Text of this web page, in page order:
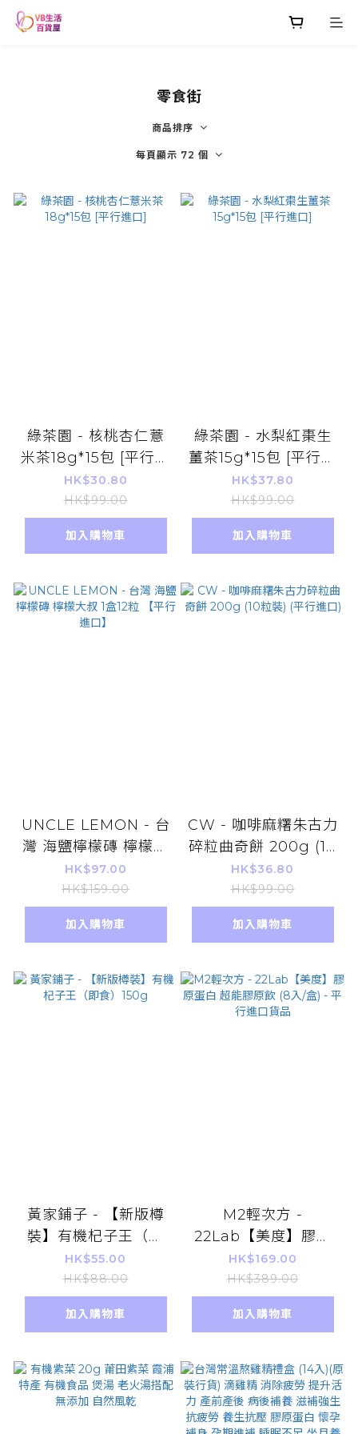
零食街
商品排序
每頁顯示 72 個
綠茶園 - 核桃杏仁薏
米茶18g*15包 [平行進
口]
HK$30.80
HK$99.00
加入購物車
綠茶園 - 水梨紅棗生
薑茶15g*15包 [平行進
口]
HK$37.80
HK$99.00
加入購物車
UNCLE LEMON - 台
灣 海鹽檸檬磚 檸檬大
叔 1盒12粒 【平行進
口】
HK$97.00
HK$159.00
加入購物車
CW - 咖啡麻糬朱古力
碎粒曲奇餅 200g (10
粒裝) (平行進口)
HK$36.80
HK$99.00
加入購物車
黃家鋪子 - 【新版樽
裝】有機杞子王（即
食）150g
HK$55.00
HK$88.00
加入購物車
M2輕次方 -
22Lab【美度】膠原
蛋白 超能膠原飲 (8
入/盒) - 平行進口貨品
HK$169.00
HK$389.00
加入購物車